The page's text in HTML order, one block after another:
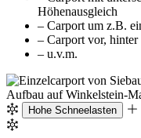
Höhenausgleich
– Carport um z.B.
– Carport vor, hinter
– u.v.m.
Hohe Schneelasten